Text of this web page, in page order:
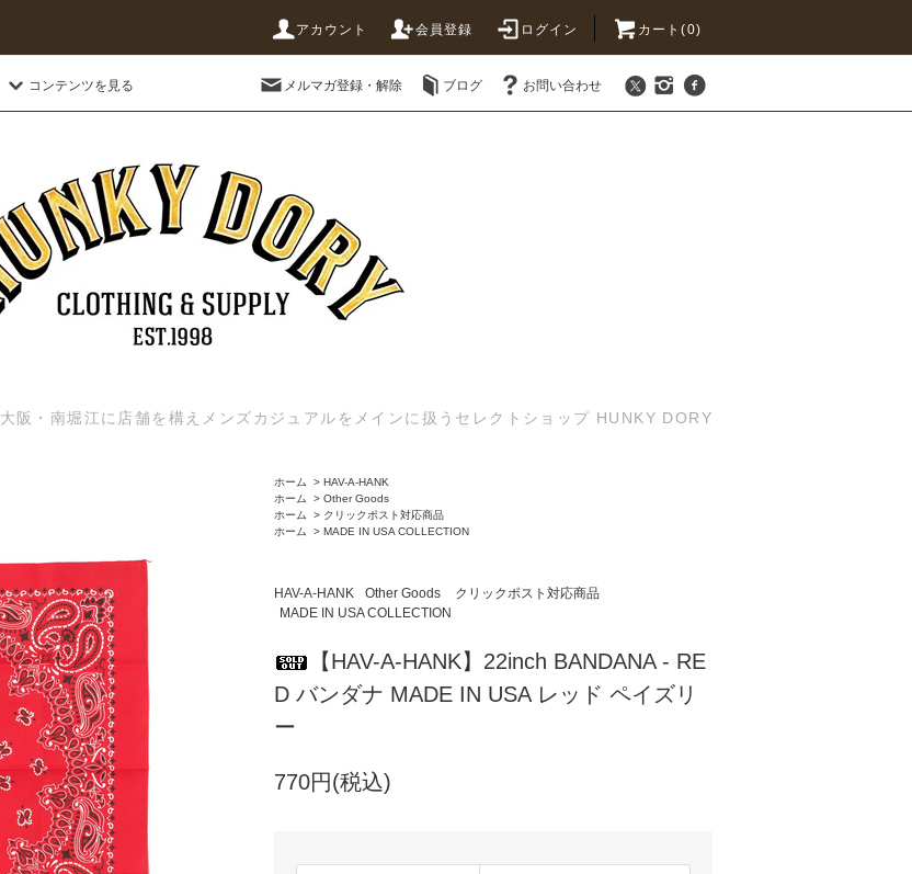
アカウント 会員登録 ログイン カート(0)
コンテンツを見る メルマガ登録・解除 ブログ お問い合わせ
大阪・南堀江に店舗を構えメンズカジュアルをメインに扱うセレクトショップ HUNKY DORY
ホーム > HAV-A-HANK
ホーム
> Other Goods
ホーム
> クリックポスト対応商品
ホーム
> MADE IN USA COLLECTION
HAV-A-HANK Other Goods
クリックポスト対応商品
MADE IN USA COLLECTION
【HAV-A-HANK】22inch BANDANA - RE
D バンダナ MADE IN USA レッド ペイズリ
ー
770円(税込)